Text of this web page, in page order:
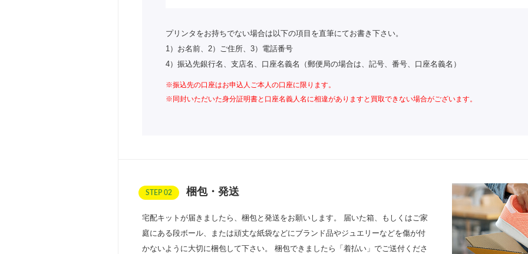
プリンタをお持ちでない場合は以下の項目を直筆にてお書き下さい。
1）お名前、2）ご住所、3）電話番号
4）振込先銀行名、支店名、口座名義名（郵便局の場合は、記号、番号、口座名義名）
※振込先の口座はお申込人ご本人の口座に限ります。
※同封いただいた身分証明書と口座名義人名に相違がありますと買取できない場合がございます。
STEP 02 梱包・発送
宅配キットが届きましたら、梱包と発送をお願いします。 届いた箱、もしくはご家
庭にある段ボール、または頑丈な紙袋などにブランド品やジュエリーなどを傷が付
かないように大切に梱包して下さい。 梱包できましたら「着払い」でご送付くださ